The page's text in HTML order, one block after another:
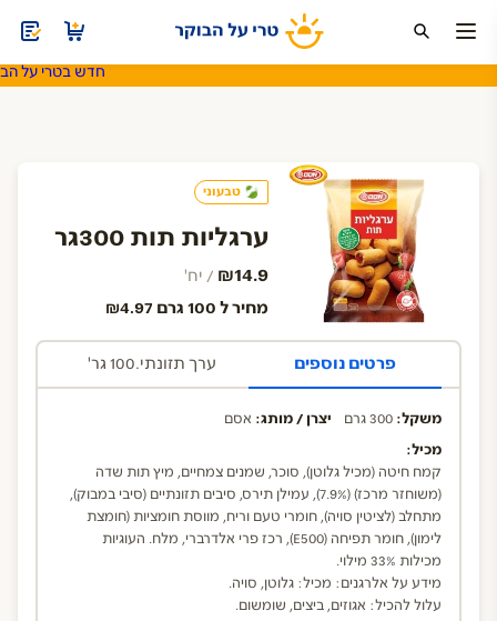
חדש בטרי על
מהמזווה חד פעמי משקאות ומוצרי חלב סויה ותחליפי חלב שתיה
טבעוני
ערגליות תות 300גר
₪14.9 / יח'
מחיר ל 100 גרם ₪4.97
פרטים נוספים ערך תזונתי.100 גר'
משקל: 300 גרם יצרן / מותג: אסם
מכיל:
קמח חיטה (מכיל גלוטן), סוכר, שמנים צמחיים, מיץ תות שדה
(משוחזר מרכז) (7.9%), עמילן תירס, סיבים תזונתיים (סיבי במבוק),
מתחלב (לציטין סויה), חומרי טעם וריח, מווסת חומציות (חומצת
לימון), חומר תפיחה (E500), רכז פרי אלדרברי, מלח. העוגיות
מכילות 33% מילוי.
מידע על אלרגנים: מכיל: גלוטן, סויה.
עלול להכיל: אגוזים, ביצים, שומשום.